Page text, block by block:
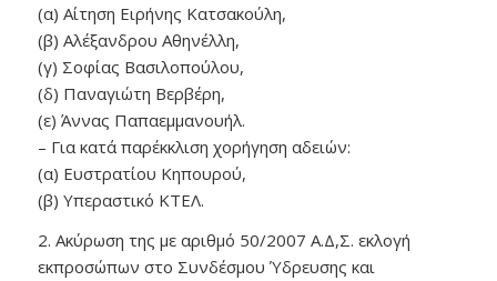
(α) Αίτηση Ειρήνης Κατσακούλη,
(β) Αλέξανδρου Αθηνέλλη,
(γ) Σοφίας Βασιλοπούλου,
(δ) Παναγιώτη Βερβέρη,
(ε) Άννας Παπαεμμανουήλ.
– Για κατά παρέκκλιση χορήγηση αδειών:
(α) Ευστρατίου Κηπουρού,
(β) Υπεραστικό ΚΤΕΛ.
2. Ακύρωση της με αριθμό 50/2007 Α.Δ,Σ. εκλογή
εκπροσώπων στο Συνδέσμου Ύδρευσης και